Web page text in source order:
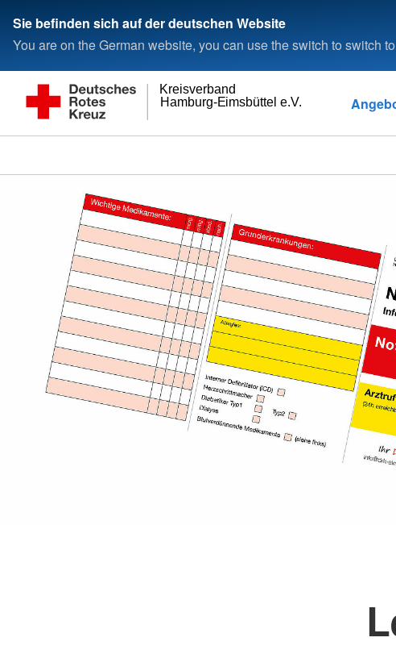
Sie befinden sich auf der deutschen Website
You are on the German website, you can use the switch to switch
Hamburg-Eimsbüttel e.V.
Kreisverband